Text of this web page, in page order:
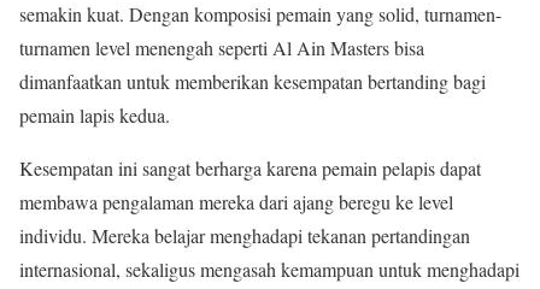
semakin kuat. Dengan komposisi pemain yang solid, turnamen-
turnamen level menengah seperti Al Ain Masters bisa
dimanfaatkan untuk memberikan kesempatan bertanding bagi
pemain lapis kedua.
Kesempatan ini sangat berharga karena pemain pelapis dapat
membawa pengalaman mereka dari ajang beregu ke level
individu. Mereka belajar menghadapi tekanan pertandingan
internasional, sekaligus mengasah kemampuan untuk menghadapi